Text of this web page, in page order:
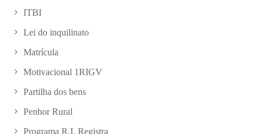
ITBI
Lei do inquilinato
Matrícula
Motivacional 1RIGV
Partilha dos bens
Penhor Rural
Programa R.I. Registra